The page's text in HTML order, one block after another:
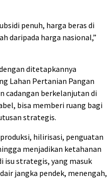
penuh, harga beras di
daripada harga nasional,”
ditetapkannya
Lahan Pertanian Pangan
cadangan berkelanjutan di
bisa memberi ruang bagi
strategis.
hilirisasi, penguatan
menjadikan ketahanan
isu strategis, yang masuk
jangka pendek, menengah,